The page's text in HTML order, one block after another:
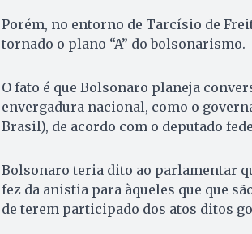
Porém, no entorno de Tarcísio de
tornado o plano “A” do bolsonarismo.
O fato é que Bolsonaro planeja
envergadura nacional, como o
Brasil), de acordo com o deputado
Bolsonaro teria dito ao parlamentar
fez da anistia para àqueles que que
de terem participado dos atos ditos